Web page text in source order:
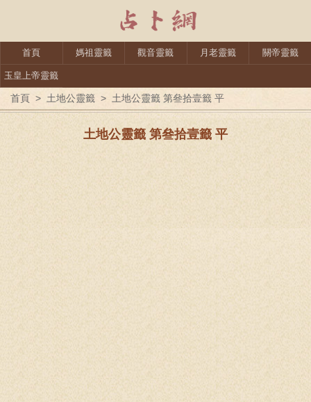
首頁 媽祖靈籤 觀音靈籤 月老靈籤 關帝靈籤
玉皇上帝靈籤
首頁 > 土地公靈籤 > 土地公靈籤 第叄拾壹籤 平
土地公靈籤 第叄拾壹籤 平